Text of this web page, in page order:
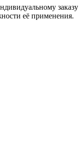
заказу
её применения.